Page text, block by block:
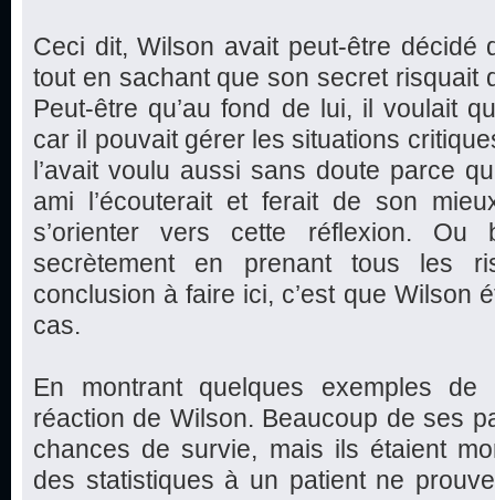
Ceci dit, Wilson avait peut-être décidé
tout en sachant que son secret risquait
Peut-être qu’au fond de lui, il voulait
car il pouvait gérer les situations
l’avait voulu aussi sans doute parce
ami l’écouterait et ferait de son
s’orienter vers cette réflexion.
secrètement en prenant tous les
conclusion à faire ici, c’est que Wilson
cas.
En montrant quelques exemples
réaction de Wilson. Beaucoup de ses
chances de survie, mais ils étaient
des statistiques à un patient ne